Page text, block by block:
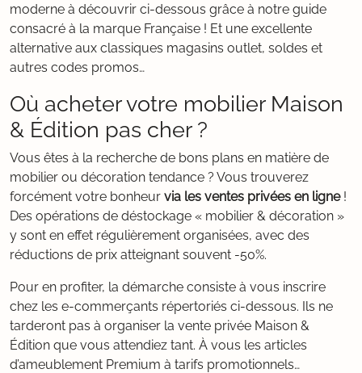
moderne à découvrir ci-dessous grâce à notre guide
consacré à la marque Française ! Et une excellente
alternative aux classiques magasins outlet, soldes et
autres codes promos…
Où acheter votre mobilier Maison
& Édition pas cher ?
Vous êtes à la recherche de bons plans en matière de
mobilier ou décoration tendance ? Vous trouverez
forcément votre bonheur via les ventes privées en ligne!
Des opérations de déstockage « mobilier & décoration »
y sont en effet régulièrement organisées, avec des
réductions de prix atteignant souvent -50%.
Pour en profiter, la démarche consiste à vous inscrire
chez les e-commerçants répertoriés ci-dessous. Ils ne
tarderont pas à organiser la vente privée Maison &
Édition que vous attendiez tant. À vous les articles
d’ameublement Premium à tarifs promotionnels…